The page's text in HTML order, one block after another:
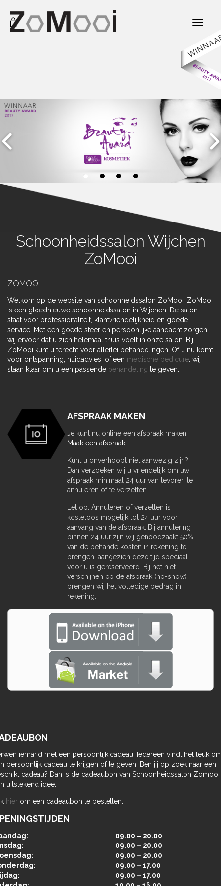
Schoonheidssalon Wijchen
ZoMooi
ZOMOOI
Welkom op de website van schoonheidssalon ZoMooi! ZoMooi
is een gloednieuwe schoonheidssalon in Wijchen. De salon
staat voor professionaliteit, klantvriendelijkheid en goede
service. Met een goede sfeer en persoonlijke aandacht zorgen
wij ervoor dat u zich helemaal thuis voelt in onze salon. Bij
ZoMooi kunt u terecht voor allerlei behandelingen. Of u nu komt
voor ontspanning, huidadvies, of een medische pedicure: wij
staan klaar om u een passende behandeling te geven.
AFSPRAAK MAKEN
Je kunt nu online een afspraak maken!
Maak een afspraak
Kunt u onverhoopt niet aanwezig zijn?
Dan verzoeken wij u vriendelijk om uw
afspraak minimaal 24 uur van tevoren te
annuleren of te verzetten.
Let op: Annuleren of verzetten is
kosteloos mogelijk tot 24 uur voor
aanvang van de afspraak. Bij annulering
binnen 24 uur zijn wij genoodzaakt 50%
van de behandelkosten in rekening te
brengen, aangezien deze tijd speciaal
voor u is gereserveerd. Bij het niet
verschijnen op de afspraak (no-show)
brengen wij het volledige bedrag in
rekening.
iemand met een persoonlijk cadeau! Iedereen vindt het leuk
persoonlijk cadeau te krijgen of te geven. Ben jij op zoek naar een
cadeau? Dan is de cadeaubon van Schoonheidssalon Zomooi
uitstekend idee.
hier om een cadeaubon te bestellen.
09.00 – 20.00
09.00 – 20.00
09.00 – 20.00
09.00 – 17.00
09.00 – 17.00